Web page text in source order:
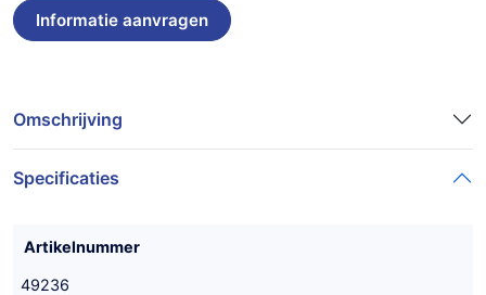
Omschrijving
Specificaties
Artikelnummer
49236